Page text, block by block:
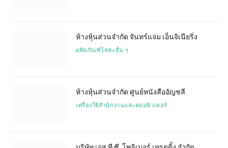
ห้างหุ้นส่วนจำกัด จันทร์แจ่ม เอ็นจิเนียริ่ง
ผลิตภัณฑ์โลหะอื่น ๆ
ห้างหุ้นส่วนจำกัด ศูนย์หนังสืออัญชลี
เครื่องใช้สำนักงานและคอมพิวเตอร์